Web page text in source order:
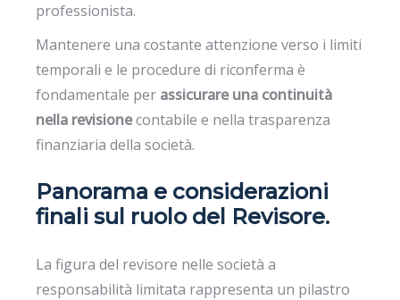
professionista.
Mantenere una costante attenzione verso i limiti
temporali e le procedure di riconferma è
fondamentale per assicurare una continuità
nella revisionecontabile e nella trasparenza
finanziaria della società.
Panorama e considerazioni
finali sul ruolo del Revisore.
La figura del revisore nelle società a
responsabilità limitata rappresenta un pilastro